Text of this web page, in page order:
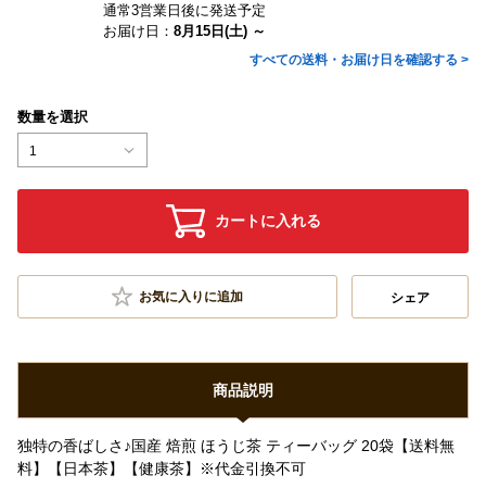
通常3営業日後に発送予定
お届け日： 8月15日(土) ～
すべての送料・お届け日を確認する >
数量を選択
1
カートに入れる
お気に入りに追加 シェア
商品説明
独特の香ばしさ♪国産 焙煎 ほうじ茶 ティーバッグ 20袋【送料無
料】【日本茶】【健康茶】※代金引換不可